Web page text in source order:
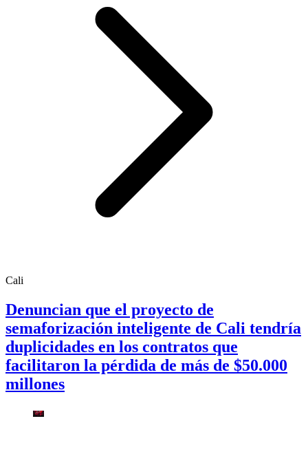
Cali
Denuncian que el proyecto de
semaforización inteligente de Cali tendría
duplicidades en los contratos que
facilitaron la pérdida de más de $50.000
millones